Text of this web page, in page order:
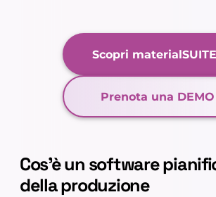
Scopri materialSUITE
Prenota una DEMO
Cos’è un software
della produzione